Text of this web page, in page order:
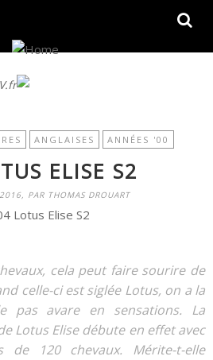
ANGLAISES ANNÉES '00
ELISE S2
PAR THOMAS DROUART
cela peut faire sourire de
celle-ci est siglée Lotus, on a la
pas avare en sensations. La
Lotus Elise débute en effet avec
de 120 chevaux. Mérite-t-elle